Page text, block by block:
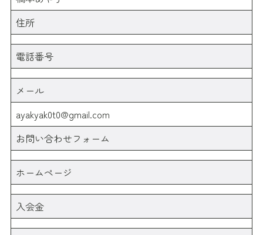
住所
電話番号
メール
ayakyak0t0@gmail.com
お問い合わせフォーム
ホームページ
入会金